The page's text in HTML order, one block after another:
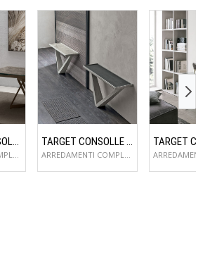
ZAMAGNA CONSOLLE FLAME
ARREDAMENTI COMPLEMENTI D'ARREDO
TARGET CONSOLLE KIRA
ARREDAMENTI COMPLEMENTI D'ARREDO